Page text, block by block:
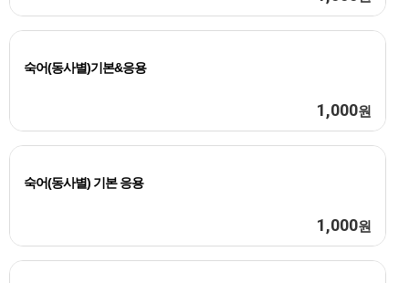
숙어(동사별)기본&응용
1,000원
숙어(동사별) 기본 응용
1,000원